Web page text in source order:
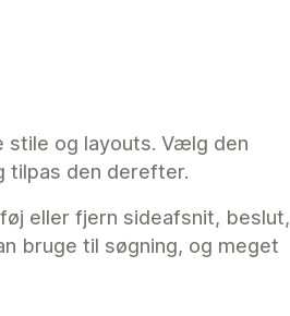
stile og layouts. Vælg den
tilpas den derefter.
eller fjern sideafsnit, beslut,
bruge til søgning, og meget